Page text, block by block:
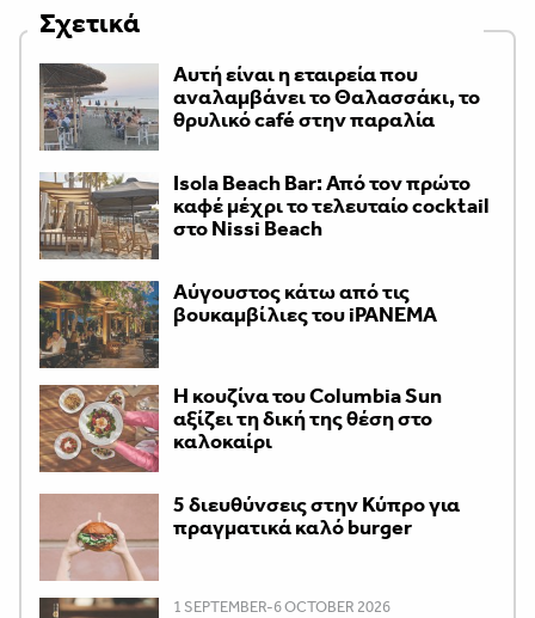
Σχετικά
Αυτή είναι η εταιρεία που
αναλαμβάνει το Θαλασσάκι, το
θρυλικό café στην παραλία
Isola Beach Bar: Από τον πρώτο
καφέ μέχρι το τελευταίο cocktail
στο Nissi Beach
Αύγουστος κάτω από τις
βουκαμβίλιες του iPANEMA
Η κουζίνα του Columbia Sun
αξίζει τη δική της θέση στο
καλοκαίρι
5 διευθύνσεις στην Κύπρο για
πραγματικά καλό burger
1 SEPTEMBER-6 OCTOBER 2026